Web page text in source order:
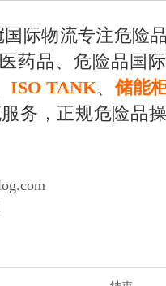
际物流专注危险
药品、危险品国
ISO TANK、 储能
务，正规危险品